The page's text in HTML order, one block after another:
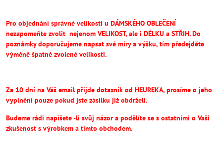
Pro objednání správné velikosti u DÁMSKÉHO OBLEČENÍ
nezapomeňte zvolit nejenom VELIKOST, ale i DÉLKU a STŘIH.Do
poznámky doporučujeme napsat své míry a výšku, tím předejděte
výměně špatně zvolené velikosti.
Za 10 dní na Váš email přijde dotazník od HEUREKA, prosíme o jeho
vyplnění pouze pokud jste zásilku již obdrželi.
Budeme rádi napíšete -li svůj názor a podělíte se s ostatními o Vaši
zkušenost s výrobkem a tímto obchodem.